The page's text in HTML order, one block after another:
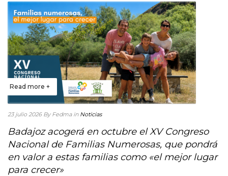
Read more +
23 julio 2026 By Fedma in Noticias
Badajoz acogerá en octubre el XV Congreso
Nacional de Familias Numerosas, que pondrá
en valor a estas familias como «el mejor lugar
para crecer»